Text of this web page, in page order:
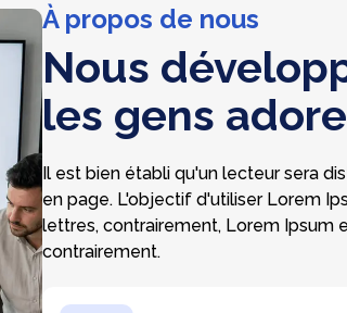
À propos de nous
Nous
les gens
Il est bien établi qu'un lecteur sera
en page. L'objectif d'utiliser Lorem
lettres, contrairement, Lorem Ipsum
contrairement.